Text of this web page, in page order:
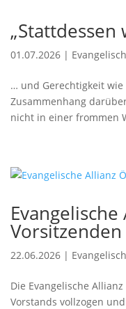
01.07.2026 |
… und Gerechtigkeit wie
Zusammenhang
nicht in einer frommen
22.06.2026 |
Die Evangelische
Vorstands vollzogen